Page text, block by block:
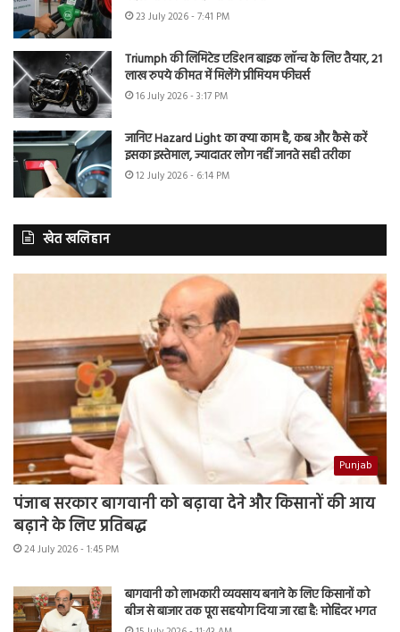
23 July 2026 - 7:41 PM
Triumph की लिमिटेड एडिशन बाइक लॉन्च के लिए तैयार, 21
लाख रुपये कीमत में मिलेंगे प्रीमियम फीचर्स
16 July 2026 - 3:17 PM
जानिए Hazard Light का क्या काम है, कब और कैसे करें
इसका इस्तेमाल, ज्यादातर लोग नहीं जानते सही तरीका
12 July 2026 - 6:14 PM
खेत खलिहान
Punjab
पंजाब सरकार बागवानी को बढ़ावा देने और किसानों की आय
बढ़ाने के लिए प्रतिबद्ध
24 July 2026 - 1:45 PM
बागवानी को लाभकारी व्यवसाय बनाने के लिए किसानों को
बीज से बाजार तक पूरा सहयोग दिया जा रहा है: मोहिंदर भगत